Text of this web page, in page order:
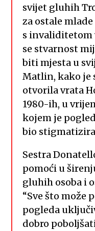
svijet gluhih
za ostale
s invaliditetom
se stvarnost
biti mjesta u
Matlin, kako je
otvorila vrata
1980-ih, u
kojem je
bio
Sestra
pomoći u
gluhih osoba i
“Sve što može
pogleda
dobro